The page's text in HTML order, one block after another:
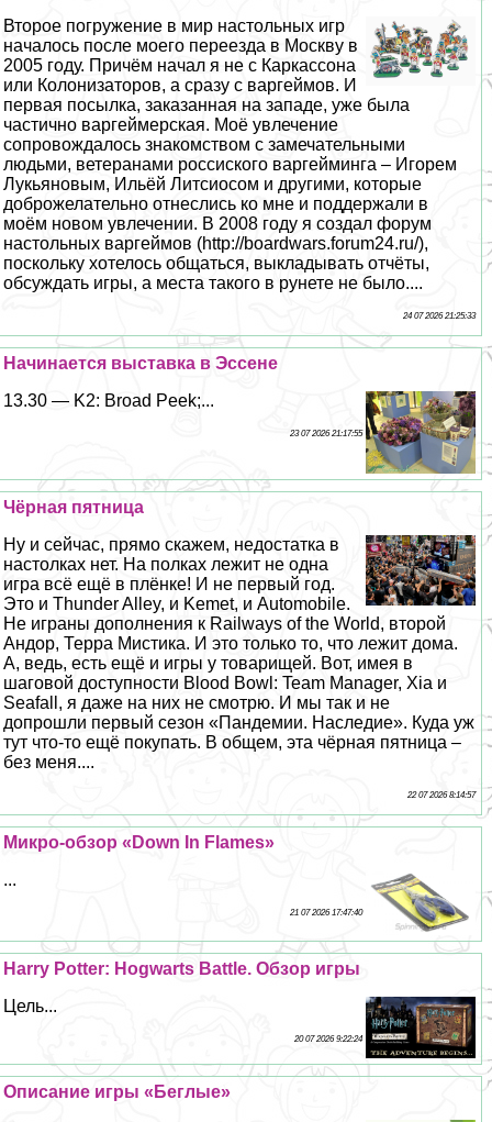
Второе погружение в мир настольных игр
началось после моего переезда в Москву в
2005 году. Причём начал я не с Каркассона
или Колонизаторов, а сразу с варгeймов. И
первая посылка, заказанная на западе, уже была
частично варгeймерская. Моё увлечение
сопровождалось знакомством с замечательными
людьми, ветеранами россиского варгeйминга – Игорем
Лукьяновым, Ильёй Литсиосом и другими, которые
доброжелательно отнеслись ко мне и поддержали в
моём новом увлечении. В 2008 году я создал форум
настольных варгeймов (http://boardwars.forum24.ru/),
поскольку хотелось общаться, выкладывать отчёты,
обсуждать игры, а места такого в рунете не было....
24 07 2026 21:25:33
Начинается выставка в Эссене
13.30 — K2: Broad Peek;...
23 07 2026 21:17:55
Чёрная пятница
Ну и сейчас, прямо скажем, недостатка в
настолках нет. На полках лежит не одна
игра всё ещё в плёнке! И не первый год.
Это и Thunder Alley, и Kemet, и Automobile.
Не играны дополнения к Railways of the World, второй
Андор, Терра Мистика. И это только то, что лежит дома.
А, ведь, есть ещё и игры у товарищей. Вот, имея в
шаговой доступности Blood Bowl: Team Manager, Xia и
Seafall, я даже на них не смотрю. И мы так и не
допрошли первый сезон «Пандемии. Наследие». Куда уж
тут что-то ещё покупать. В общем, эта чёрная пятница –
без меня....
22 07 2026 8:14:57
Микро-обзор «Down In Flames»
...
21 07 2026 17:47:40
Harry Potter: Hogwarts Battle. Обзор игры
Цель...
20 07 2026 9:22:24
Описание игры «Беглые»